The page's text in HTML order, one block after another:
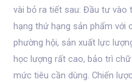
vài bỏ ra tiết sau: Đầu tư vào
hạng thứ hạng sản phẩm với
phường hội, sản xuất lực
học lượng rất cao, bảo trì
mức tiêu cần dùng. Chiến